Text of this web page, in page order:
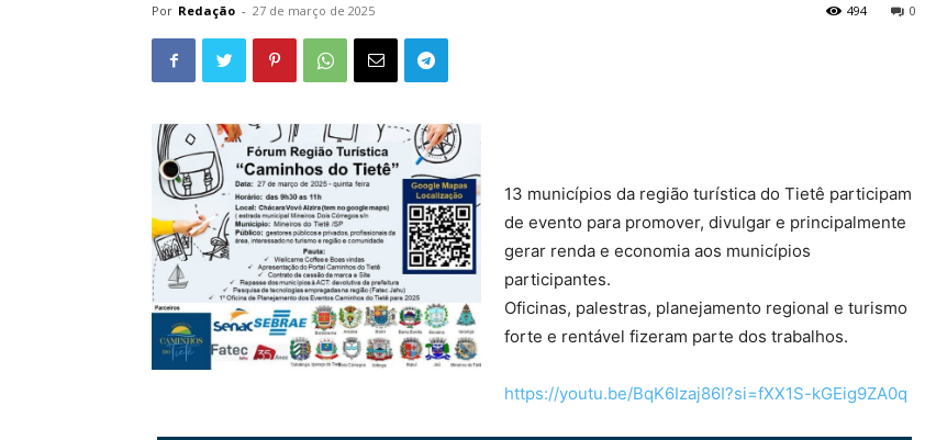
Por Redação - 27 de março de 2025 0
494
13 municípios da região turística do Tietê participam
de evento para promover, divulgar e principalmente
gerar renda e economia aos municípios
participantes.
Oficinas, palestras, planejamento regional e turismo
forte e rentável fizeram parte dos trabalhos.
https://youtu.be/BqK6Izaj86I?si=fXX1S-kGEig9ZA0q